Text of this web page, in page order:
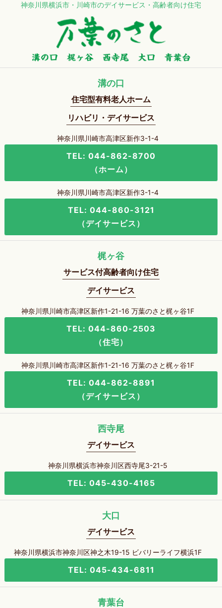
神奈川県横浜市・川崎市のデイサービス・高齢者向け住宅
溝の口
住宅型有料老人ホーム
リハビリ・デイサービス
神奈川県川崎市高津区新作3-1-4
TEL: 044-862-8700
（ホーム）
神奈川県川崎市高津区新作3-1-4
TEL: 044-860-3121
（デイサービス）
梶ヶ谷
サービス付高齢者向け住宅
デイサービス
神奈川県川崎市高津区新作1-21-16 万葉のさと梶ヶ谷1F
TEL: 044-860-2503
（住宅）
神奈川県川崎市高津区新作1-21-16 万葉のさと梶ヶ谷1F
TEL: 044-862-8891
（デイサービス）
西寺尾
デイサービス
神奈川県横浜市神奈川区西寺尾3-21-5
TEL: 045-430-4165
大口
デイサービス
神奈川県横浜市神奈川区神之木19-15 ビバリーライフ横浜1F
TEL: 045-434-6811
青葉台